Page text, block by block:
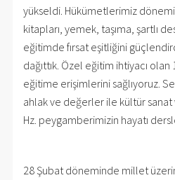
yükseldi. Hükümetlerimiz
kitapları, yemek, taşıma, şartlı
eğitimde fırsat eşitliğini
dağıttık. Özel eğitim ihtiyacı
eğitime erişimlerini sağlıyoruz.
ahlak ve değerler ile kültür sanat
Hz. peygamberimizin hayatı
28 Şubat döneminde millet